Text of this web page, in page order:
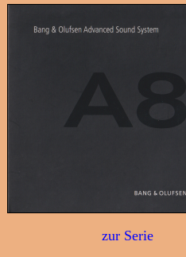
zur Serie